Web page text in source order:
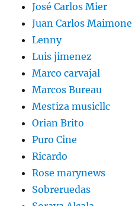
José Carlos Mier
Juan Carlos Maimone
Lenny
Luis jimenez
Marco carvajal
Marcos Bureau
Mestiza musicllc
Orian Brito
Puro Cine
Ricardo
Rose marynews
Sobreruedas